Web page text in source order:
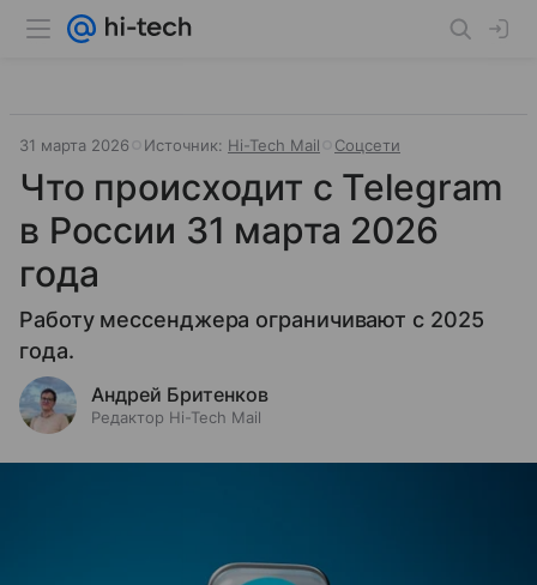
31 марта 2026 Источник: Hi-Tech Mail Соцсети
Что происходит с Telegram
в России 31 марта 2026
года
Работу мессенджера ограничивают с 2025
года.
Андрей Бритенков
Редактор Hi-Tech Mail